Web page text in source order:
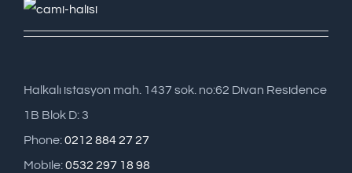
Halkalı istasyon mah. 1437 sok. no:62 Divan Residence
1B Blok D: 3
Phone:0212 884 27 27
Mobile:0532 297 18 98